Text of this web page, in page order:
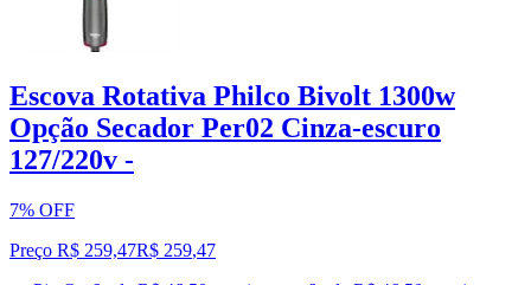
Escova Rotativa Philco Bivolt 1300w
Opção Secador Per02 Cinza-escuro
127/220v -
7% OFF
Preço R$ 259,47R$ 259,47